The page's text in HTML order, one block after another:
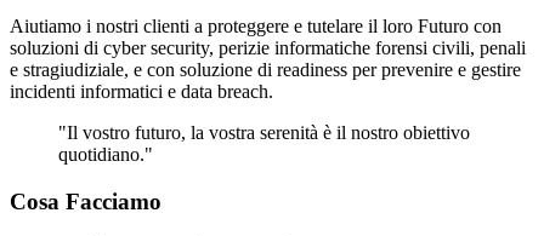
Aiutiamo i nostri clienti a proteggere e tutelare il loro Futuro con
soluzioni di cyber security, perizie informatiche forensi civili, penali
e stragiudiziale, e con soluzione di readiness per prevenire e gestire
incidenti informatici e data breach.
"Il vostro futuro, la vostra serenità è il nostro obiettivo
quotidiano."
Cosa Facciamo